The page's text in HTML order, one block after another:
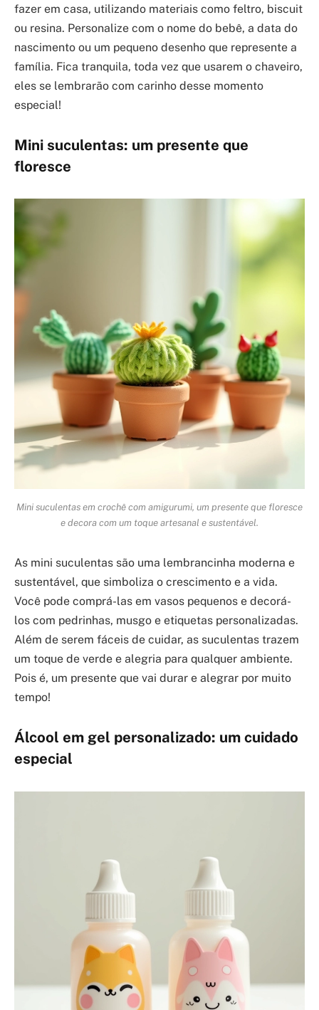
fazer em casa, utilizando materiais como feltro, biscuit
ou resina. Personalize com o nome do bebê, a data do
nascimento ou um pequeno desenho que represente a
família. Fica tranquila, toda vez que usarem o chaveiro,
eles se lembrarão com carinho desse momento
especial!
Mini suculentas: um presente que
floresce
Mini suculentas em crochê com amigurumi, um presente que floresce
e decora com um toque artesanal e sustentável.
As mini suculentas são uma lembrancinha moderna e
sustentável, que simboliza o crescimento e a vida.
Você pode comprá-las em vasos pequenos e decorá-
los com pedrinhas, musgo e etiquetas personalizadas.
Além de serem fáceis de cuidar, as suculentas trazem
um toque de verde e alegria para qualquer ambiente.
Pois é, um presente que vai durar e alegrar por muito
tempo!
Álcool em gel personalizado: um cuidado
especial